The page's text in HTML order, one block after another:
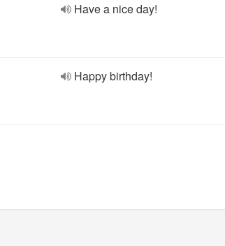
Have a nice day!
Happy birthday!